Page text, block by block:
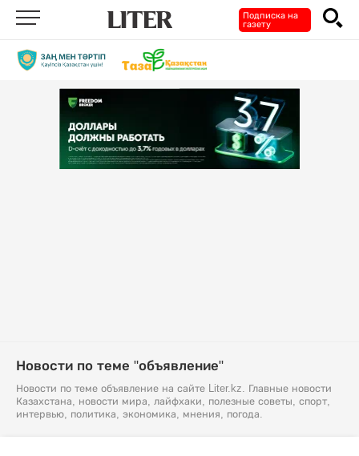
Подписка на
газету
Новости по теме "объявление"
Новости по теме объявление на сайте Liter.kz. Главные новости
Казахстана, новости мира, лайфхаки, полезные советы, спорт,
интервью, политика, экономика, мнения, погода.